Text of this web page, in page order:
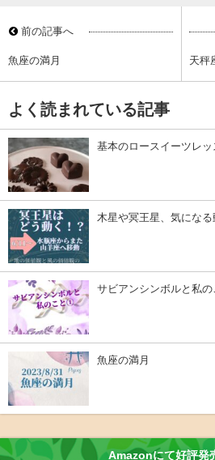
前の記事へ
魚座の満月 天秤
よく読まれている記事
基本のロースイーツレ
木星や冥王星、気になる
サビアンシンボルと私
魚座の満月
Amazonにて好評発